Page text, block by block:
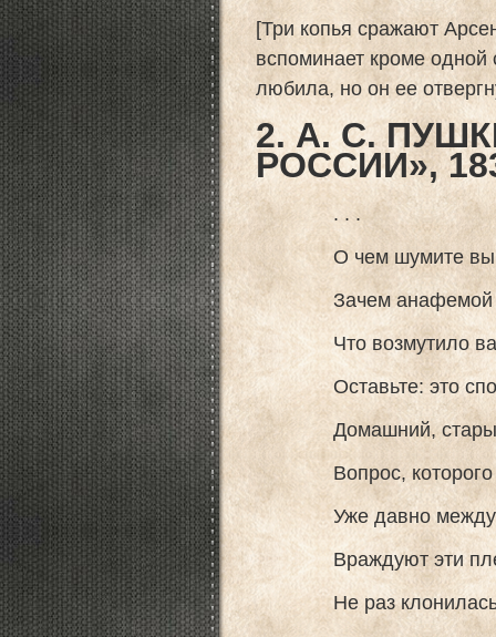
[Три копья сражают
вспоминает кроме
любила, но он ее
2. А. С.
РОССИИ»,
. . .
О чем шумите вы,
Зачем анафемой
Что возмутило
Оставьте: это спор
Домашний, старый
Вопрос, которого
Уже давно между
Враждуют эти
Не раз клонилась